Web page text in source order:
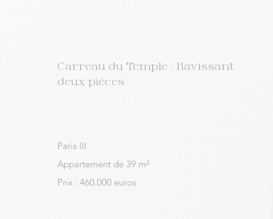
Carreau du Temple : Ravissant
deux pièces
Paris III
Appartement de 39 m²
Prix : 460.000 euros